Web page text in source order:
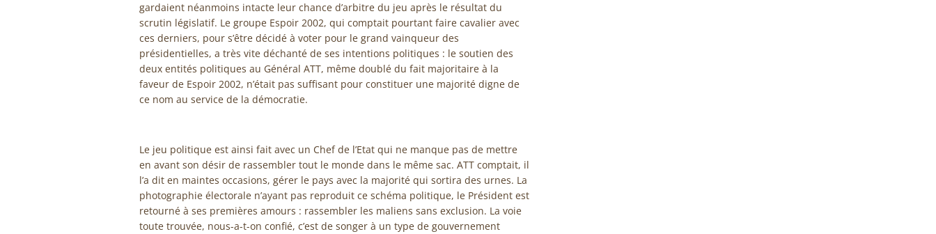
gardaient néanmoins intacte leur chance d’arbitre du jeu après le résultat du
scrutin législatif. Le groupe Espoir 2002, qui comptait pourtant faire cavalier avec
ces derniers, pour s’être décidé à voter pour le grand vainqueur des
présidentielles, a très vite déchanté de ses intentions politiques : le soutien des
deux entités politiques au Général ATT, même doublé du fait majoritaire à la
faveur de Espoir 2002, n’était pas suffisant pour constituer une majorité digne de
ce nom au service de la démocratie.
Le jeu politique est ainsi fait avec un Chef de l’Etat qui ne manque pas de mettre
en avant son désir de rassembler tout le monde dans le même sac. ATT comptait, il
l’a dit en maintes occasions, gérer le pays avec la majorité qui sortira des urnes. La
photographie électorale n’ayant pas reproduit ce schéma politique, le Président est
retourné à ses premières amours : rassembler les maliens sans exclusion. La voie
toute trouvée, nous-a-t-on confié, c’est de songer à un type de gouvernement